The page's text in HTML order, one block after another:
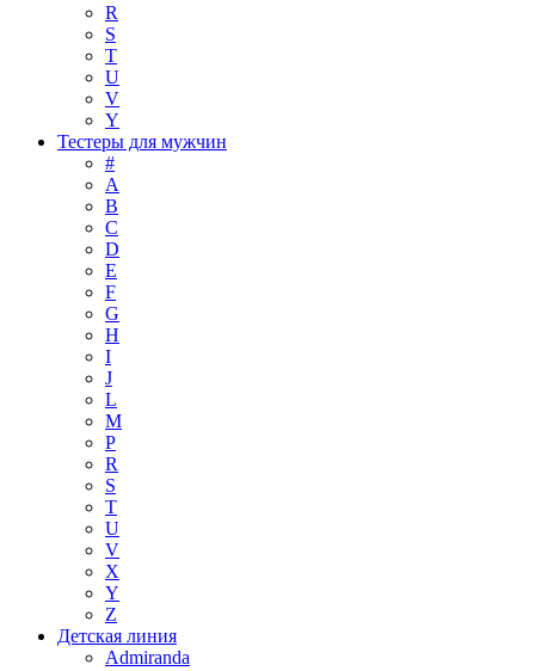
R
S
T
U
V
Y
Тестеры для мужчин
#
A
B
C
D
E
F
G
H
I
J
L
M
P
R
S
T
U
V
X
Y
Z
Детская линия
Admiranda